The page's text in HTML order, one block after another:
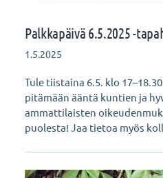
Palkkapäivä 6.5.2025 -
1.5.2025
Tule tiistaina 6.5. klo
pitämään ääntä kuntien ja
ammattilaisten
puolesta! Jaa tietoa myös